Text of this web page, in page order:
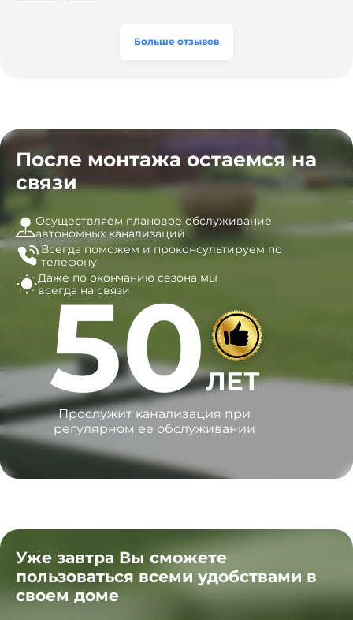
эту компанию всем, кто ищет надёжных
Больше отзывов
После монтажа остаемся на
связи
Осуществляем плановое обслуживание
автономных канализаций
Всегда поможем и проконсультируем по
телефону
Даже по окончанию сезона мы
всегда на связи
50ЛЕТ
Прослужит канализация при
регулярном ее обслуживании
Уже завтра Вы сможете
пользоваться всеми удобствами в
своем доме